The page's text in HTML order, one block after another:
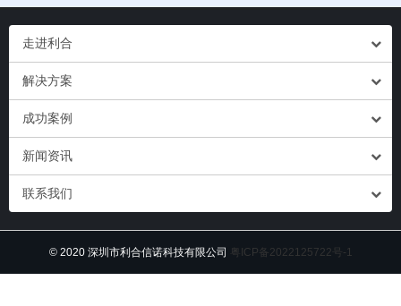
走进利合
解决方案
成功案例
新闻资讯
联系我们
© 2020 深圳市利合信诺科技有限公司 粤ICP备2022125722号-1